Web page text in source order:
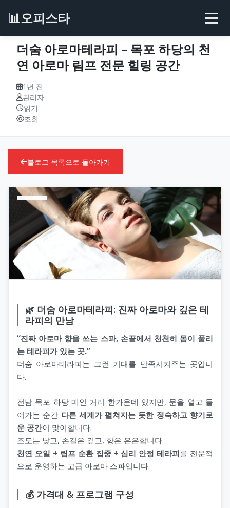
📊오피스타
더숨 아로마테라피 – 목포 하당의 천
연 아로마 림프 전문 힐링 공간
1년 전
관리자
읽기
조회
블로그 목록으로 돌아가기
🌿 더숨 아로마테라피: 진짜 아로마와 깊은 테
라피의 만남
“진짜 아로마 향을 쓰는 스파, 손끝에서 천천히 몸이 풀리
는 테라피가 있는 곳.”
더숨 아로마테라피는 그런 기대를 만족시켜주는 곳입니
다.
전남 목포 하당 메인 거리 한가운데 있지만, 문을 열고 들
어가는 순간 다른 세계가 펼쳐지는 듯한 정숙하고 향기로
운 공간이 맞이합니다.
조도는 낮고, 손길은 깊고, 향은 은은합니다.
천연 오일 + 림프 순환 집중 + 심리 안정 테라피를 전문적
으로 운영하는 고급 아로마 스파입니다.
💰 가격대 & 프로그램 구성